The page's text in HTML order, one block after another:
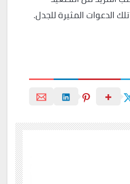
الدعوات المثيرة للجدل.